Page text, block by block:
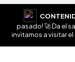
pasado! 🚀 Da el
invitamos a visitar